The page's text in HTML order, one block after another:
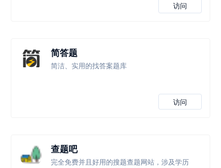
访问
简答题
简洁、实用的找答案题库
访问
查题吧
完全免费并且好用的搜题查题网站，涉及学历